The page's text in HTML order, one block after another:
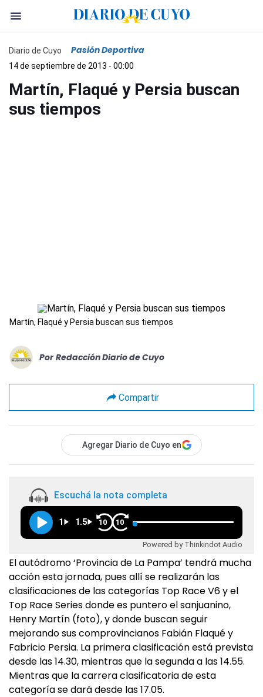
Diario de Cuyo Pasión Deportiva
14 de septiembre de 2013 - 00:00
Martín, Flaqué y Persia buscan
sus tiempos
Martín, Flaqué y Persia buscan sus tiempos
Por Redacción Diario de Cuyo
Compartir
Agregar Diario de Cuyo en
Escuchá la nota completa
1 1.5 10 10
Powered by Thinkindot Audio
El autódromo ‘Provincia de La Pampa’ tendrá mucha
acción esta jornada, pues allí se realizarán las
clasificaciones de las categorías Top Race V6 y el
Top Race Series donde es puntero el sanjuanino,
Henry Martín (foto), y donde buscan seguir
mejorando sus comprovincianos Fabián Flaqué y
Fabricio Persia. La primera clasificación está prevista
desde las 14.30, mientras que la segunda a las 14.55.
Mientras que la carrera clasificatoria de esta
categoría se dará desde las 17.05.